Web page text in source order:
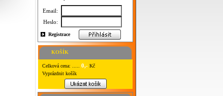
Email:
Heslo:
Registrace
KOŠÍK
Celková cena: ..... 0,- Kč
Vyprázdnit košík